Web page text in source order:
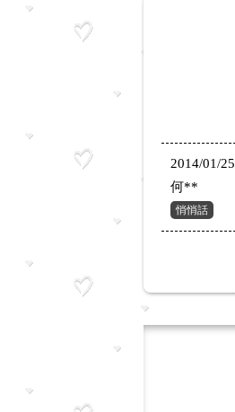
2014/01/25
何**
悄悄話